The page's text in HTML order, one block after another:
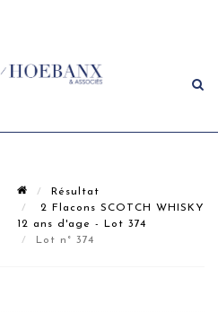
Résultat
2 Flacons SCOTCH WHISKY
12 ans d'age - Lot 374
Lot n° 374